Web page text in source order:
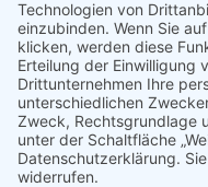
© 2022 - 2026 Dr.